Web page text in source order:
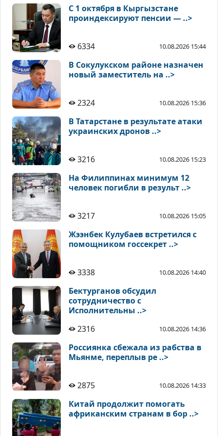
С 1 октября в Кыргызстане
проиндексируют пенсии — ..>
6334 10.08.2026 15:44
В Сокулукском районе назначен
новый заместитель на ..>
2324 10.08.2026 15:36
В Татарстане в результате атаки
украинских дронов ..>
3216 10.08.2026 15:23
На Филиппинах минимум 12
человек погибли в результ ..>
3217 10.08.2026 15:05
Жээнбек Кулубаев встретился с
помощником госсекрет ..>
3338 10.08.2026 14:40
Бектурганов обсудил
сотрудничество с
Исполнительны ..>
2316
10.08.2026 14:36
Россиянка сбежала из рабства в
Мьянме, переплыв ре ..>
2875 10.08.2026 14:33
Китай продолжит помогать
африканским странам в бор ..>